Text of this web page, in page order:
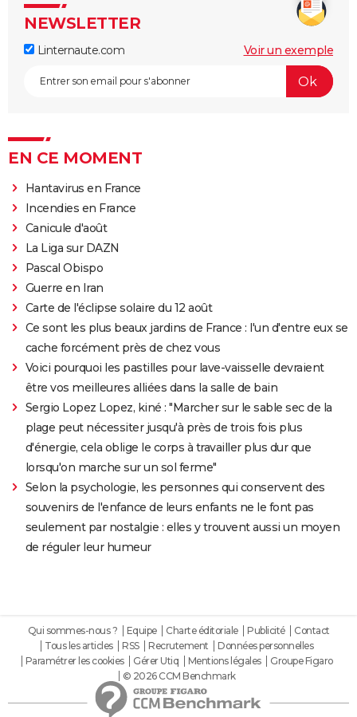
NEWSLETTER
Linternaute.com Voir un exemple
EN CE MOMENT
Hantavirus en France
Incendies en France
Canicule d'août
La Liga sur DAZN
Pascal Obispo
Guerre en Iran
Carte de l'éclipse solaire du 12 août
Ce sont les plus beaux jardins de France : l'un d'entre eux se
cache forcément près de chez vous
Voici pourquoi les pastilles pour lave-vaisselle devraient
être vos meilleures alliées dans la salle de bain
Sergio Lopez Lopez, kiné : "Marcher sur le sable sec de la
plage peut nécessiter jusqu'à près de trois fois plus
d'énergie, cela oblige le corps à travailler plus dur que
lorsqu'on marche sur un sol ferme"
Selon la psychologie, les personnes qui conservent des
souvenirs de l'enfance de leurs enfants ne le font pas
seulement par nostalgie : elles y trouvent aussi un moyen
de réguler leur humeur
Qui sommes-nous ? Equipe Charte éditoriale Publicité
Contact
Tous les articles
RSS Recrutement
Données personnelles
Paramétrer les cookies
Gérer Utiq Mentions légales
Groupe Figaro
© 2026 CCM Benchmark